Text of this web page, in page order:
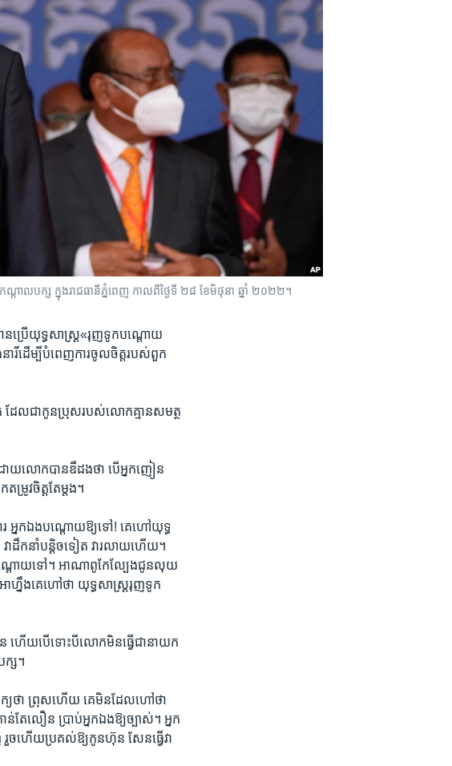
ាលបក្ស ក្នុងរាជធានីភ្នំពេញ កាលពីថ្ងៃទី ២៨ ខែមិថុនា ឆ្នាំ ២០២២។
ន​ប្រើ​យុទ្ធ​សាស្រ្ត​«រុញ​ទូក​បណ្តោយ​
ារី​ដើម្បី​បំពេញ​ការ​ចូលចិត្ត​របស់​ពួក​
ដែល​ជា​កូន​ប្រុស​របស់​លោកគ្មាន​សមត្ថ​
យ​លោក​បាន​ឌឺ​ដង​ថា​ បើអ្នក​ញៀន​
រូវ​ចិត្ត​តែ​ម្តង។​
អ្នក​ឯង​បណ្តោយ​ឱ្យ​ទៅ!​ គេ​ហៅ​យុទ្ធ​
ា​ដឹក​នាំ​បន្តិច​ទៀត​ វា​រលាយ​ហើយ។​
ណ្តោយ​ទៅ។ អាណា​ពូកែ​ល្បែង​ជូន​លុយ​
ហ្នឹង​គេ​ហៅ​ថា ​យុទ្ធ​សាស្ត្រ​រុញ​ទូក​
ហើយ​បើ​ទោះ​បី​លោក​មិន​ធ្វើ​ជា​នាយក​
ក្ស។​
យ​ថា ​ព្រុស​ហើយ​ ​គេ​មិន​ដែល​ហៅ​ថា
ន់​តែ​លឿន​ ប្រាប់​អ្នក​ឯង​ឱ្យ​ច្បាស់។ ​អ្នក​
ហើយ​ប្រគល់​ឱ្យ​កូន​ហ៊ុន សែន​ធ្វើ​វា​